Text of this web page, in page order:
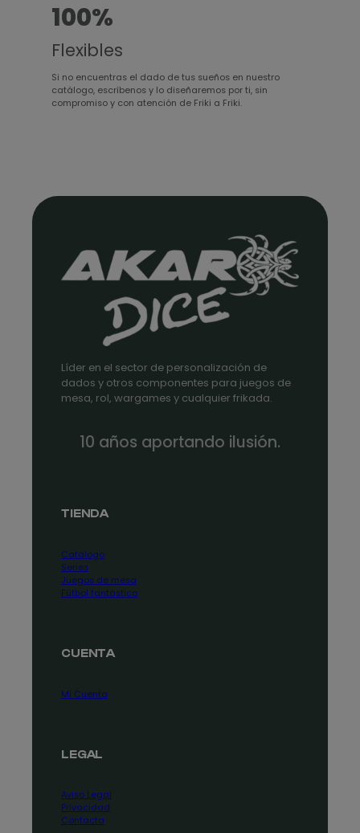
100%
Flexibles
Si no encuentras el dado de tus sueños en nuestro
catálogo, escríbenos y lo diseñaremos por ti, sin
compromiso y con atención de Friki a Friki.
Líder en el sector de personalización de
dados y otros componentes para juegos de
mesa, rol, wargames y cualquier frikada.
10 años aportando ilusión.
TIENDA
Catálogo
Series
Juegos de mesa
Fútbol fantástico
CUENTA
Mi Cuenta
LEGAL
Aviso Legal
Privacidad
Contacta